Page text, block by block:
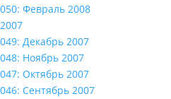
050: Февраль 2008
2007
049: Декабрь 2007
048: Ноябрь 2007
047: Октябрь 2007
046: Сентябрь 2007